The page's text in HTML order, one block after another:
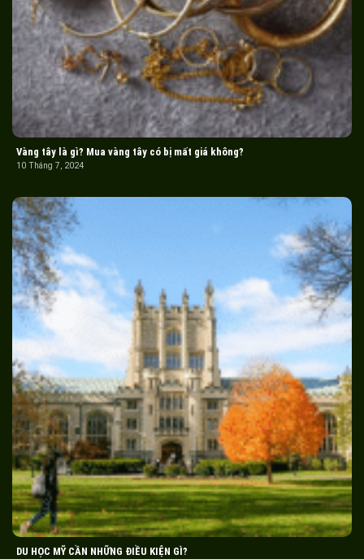
Vàng tây là gì? Mua vàng tây có bị mất giá không?
10 Tháng 7, 2024
DU HỌC MỸ CẦN NHỮNG ĐIỀU KIỆN GÌ?